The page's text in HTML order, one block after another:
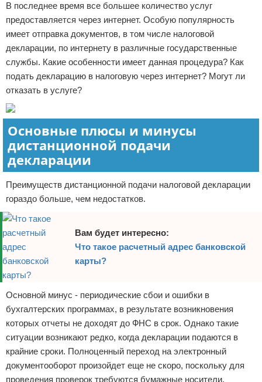
Кино и сериалы
Покупки
Мода и стиль
Отказ от ответственности
В последнее время все большее количество услуг
предоставляется через интернет. Особую популярность
имеет отправка документов, в том числе налоговой
декларации, по интернету в различные государственные
службы. Какие особенности имеет данная процедура? Как
подать декларацию в налоговую через интернет? Могут ли
отказать в услуге?
Основные плюсы и минусы
дистанционной подачи
декларации
Преимуществ дистанционной подачи налоговой декларации
гораздо больше, чем недостатков.
Вам будет интересно:
Что такое расчетный адрес банковской
карты?
Основной минус - периодические сбои и ошибки в
бухгалтерских программах, в результате возникновения
которых отчеты не доходят до ФНС в срок. Однако такие
ситуации возникают редко, когда декларации подаются в
крайние сроки. Полноценный переход на электронный
документооборот произойдет еще не скоро, поскольку для
проведения проверок требуются бумажные носители.